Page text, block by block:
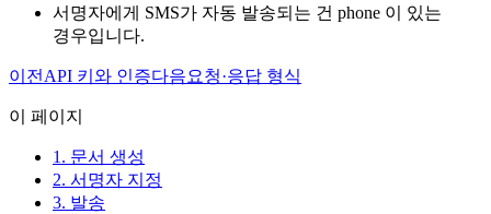
서명자에게 SMS가 자동 발송되는 건 phone 이 있는
경우입니다.
이전 API 키와 인증다음요청·응답 형식
이 페이지
1. 문서 생성
2. 서명자 지정
3. 발송